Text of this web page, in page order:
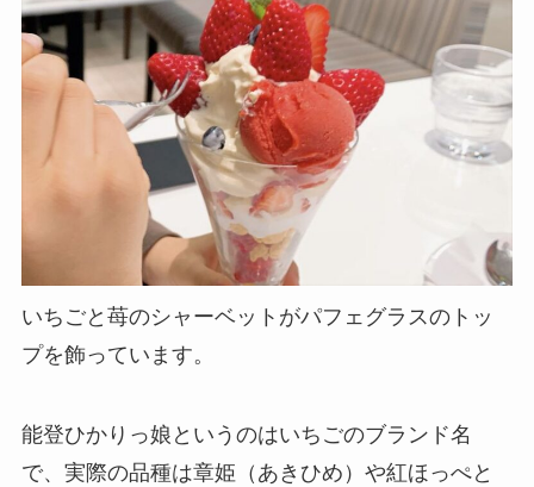
いちごと苺のシャーベットがパフェグラスのトッ
プを飾っています。
能登ひかりっ娘というのはいちごのブランド名
で、実際の品種は章姫（あきひめ）や紅ほっぺと